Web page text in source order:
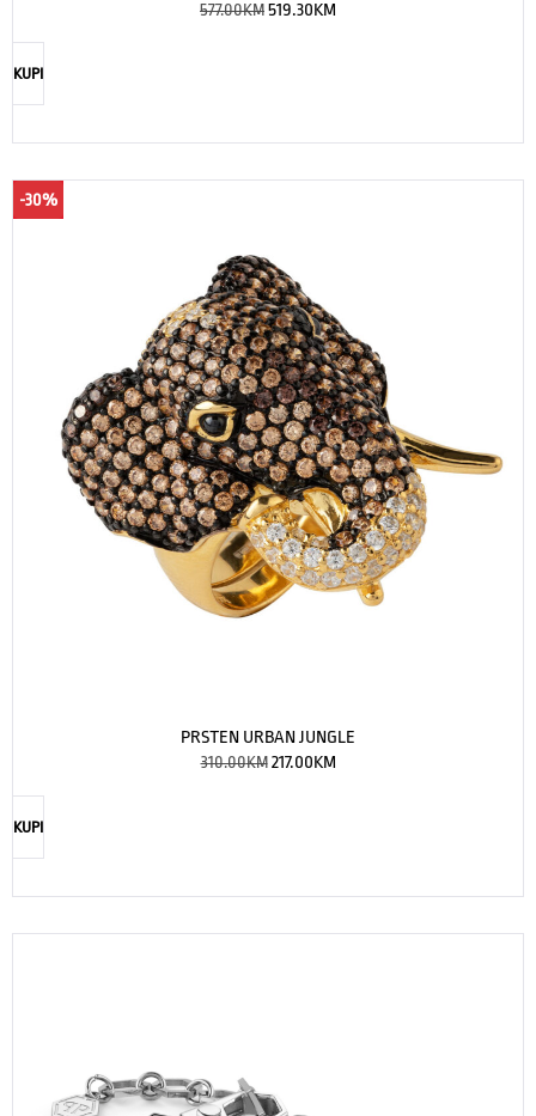
577.00KM519.30KM
KUPI
-30%
PRSTEN URBAN JUNGLE
310.00KM 217.00KM
KUPI